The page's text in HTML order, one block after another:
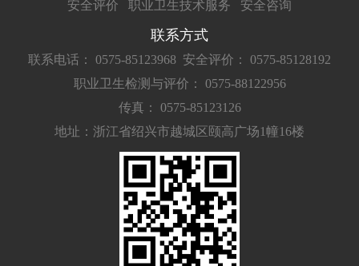
安全评价 职业卫生技术服务 安全咨询
联系方式
联系电话： 0575-85123968 安全评价： 0575-85128192
职业卫生检测与评价： 0575-88122956
传真： 0575-85123126
地址：浙江省绍兴市越城区颐高广场1幢16楼